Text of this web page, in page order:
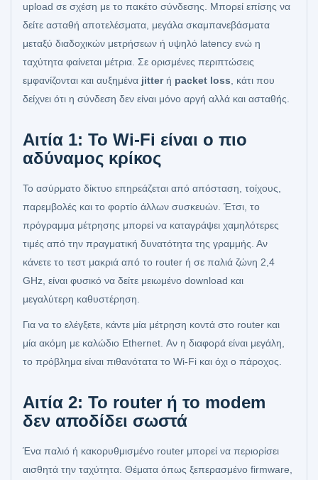
upload σε σχέση με το πακέτο σύνδεσης. Μπορεί επίσης να
δείτε ασταθή αποτελέσματα, μεγάλα σκαμπανεβάσματα
μεταξύ διαδοχικών μετρήσεων ή υψηλό latency ενώ η
ταχύτητα φαίνεται μέτρια. Σε ορισμένες περιπτώσεις
εμφανίζονται και αυξημένα jitterή packet loss , κάτι που
δείχνει ότι η σύνδεση δεν είναι μόνο αργή αλλά και ασταθής.
Αιτία 1: Το Wi-Fi είναι ο πιο
αδύναμος κρίκος
Το ασύρματο δίκτυο επηρεάζεται από απόσταση, τοίχους,
παρεμβολές και το φορτίο άλλων συσκευών. Έτσι, το
πρόγραμμα μέτρησης μπορεί να καταγράψει χαμηλότερες
τιμές από την πραγματική δυνατότητα της γραμμής. Αν
κάνετε το τεστ μακριά από το router ή σε παλιά ζώνη 2,4
GHz, είναι φυσικό να δείτε μειωμένο download και
μεγαλύτερη καθυστέρηση.
Για να το ελέγξετε, κάντε μία μέτρηση κοντά στο router και
μία ακόμη με καλώδιο Ethernet. Αν η διαφορά είναι μεγάλη,
το πρόβλημα είναι πιθανότατα το Wi-Fi και όχι ο πάροχος.
Αιτία 2: Το router ή το modem
δεν αποδίδει σωστά
Ένα παλιό ή κακορυθμισμένο router μπορεί να περιορίσει
αισθητά την ταχύτητα. Θέματα όπως ξεπερασμένο firmware,